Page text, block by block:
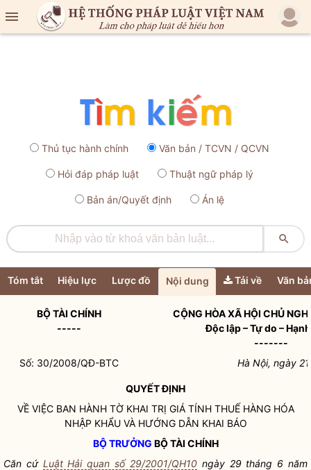

Thủ tục hành chính Văn bản / TCVN / QCVN
Hỏi đáp pháp luật Thuật ngữ pháp lý
Bản án/Quyết định Án lệ

Tóm tắt Hiệu lực Lược đồ Nội dung Tải về Văn
BỘ TÀI CHÍNH
-----
CỘNG HÒA XÃ HỘI CHỦ
Độc lập – Tự do –
-------
Số: 30/2008/QĐ-BTC
Hà Nội, ngày
QUYẾT ĐỊNH
VỀ VIỆC BAN HÀNH TỜ KHAI TRỊ GIÁ TÍNH THUẾ HÀNG HÓA
NHẬP KHẨU VÀ HƯỚNG DẪN KHAI BÁO
BỘ TRƯỞNG BỘ TÀI CHÍNH
Căn cứ Luật Hải quan số 29/2001/QH10ngày 29 tháng 6 năm